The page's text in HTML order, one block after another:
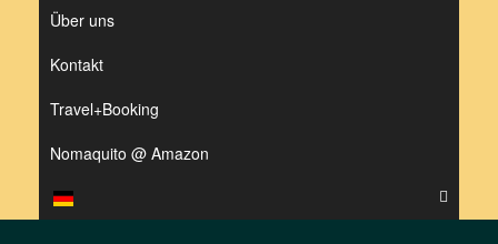
Über uns
Kontakt
Travel+Booking
Nomaquito @ Amazon